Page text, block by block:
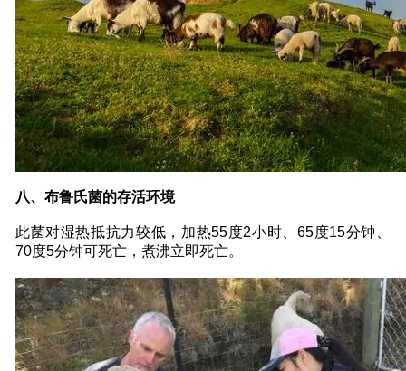
八、布鲁氏菌的存活环境
此菌对湿热抵抗力较低，加热55度2小时、65度15分钟、
70度5分钟可死亡，煮沸立即死亡。